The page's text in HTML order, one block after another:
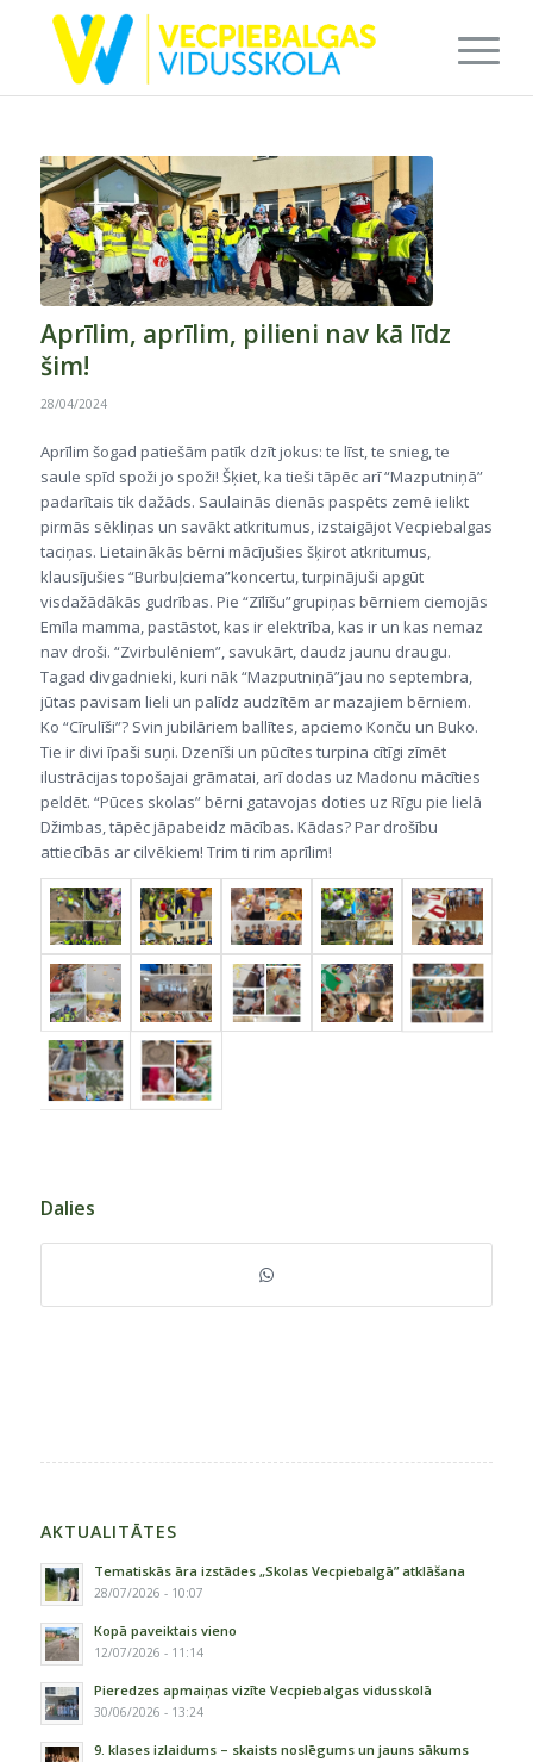
Aprīlim, aprīlim, pilieni nav kā līdz
šim!
28/04/2024
Aprīlim šogad patiešām patīk dzīt jokus: te līst, te snieg, te
saule spīd spoži jo spoži! Šķiet, ka tieši tāpēc arī “Mazputniņā”
padarītais tik dažāds. Saulainās dienās paspēts zemē ielikt
pirmās sēkliņas un savākt atkritumus, izstaigājot Vecpiebalgas
taciņas. Lietainākās bērni mācījušies šķirot atkritumus,
klausījušies “Burbuļciema”koncertu, turpinājuši apgūt
visdažādākās gudrības. Pie “Zīlīšu”grupiņas bērniem ciemojās
Emīla mamma, pastāstot, kas ir elektrība, kas ir un kas nemaz
nav droši. “Zvirbulēniem”, savukārt, daudz jaunu draugu.
Tagad divgadnieki, kuri nāk “Mazputniņā”jau no septembra,
jūtas pavisam lieli un palīdz audzītēm ar mazajiem bērniem.
Ko “Cīrulīši”? Svin jubilāriem ballītes, apciemo Konču un Buko.
Tie ir divi īpaši suņi. Dzenīši un pūcītes turpina cītīgi zīmēt
ilustrācijas topošajai grāmatai, arī dodas uz Madonu mācīties
peldēt. “Pūces skolas” bērni gatavojas doties uz Rīgu pie lielā
Džimbas, tāpēc jāpabeidz mācības. Kādas? Par drošību
attiecībās ar cilvēkiem! Trim ti rim aprīlim!
Dalies
AKTUALITĀTES
Tematiskās āra izstādes „Skolas Vecpiebalgā” atklāšana
28/07/2026 - 10:07
Kopā paveiktais vieno
12/07/2026 - 11:14
Pieredzes apmaiņas vizīte Vecpiebalgas vidusskolā
30/06/2026 - 13:24
9. klases izlaidums – skaists noslēgums un jauns sākums